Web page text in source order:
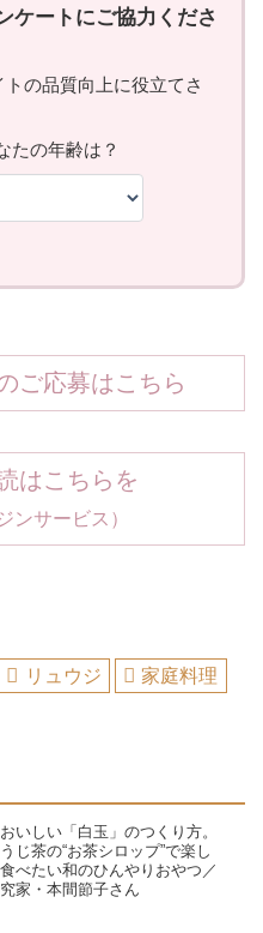
ご応募はこちら
はこちらを
サービス）
リュウジ 家庭料理
いしい「白玉」のつくり方。
じ茶の“お茶シロップ”で楽し
べたい和のひんやりおやつ／
家・本間節子さん